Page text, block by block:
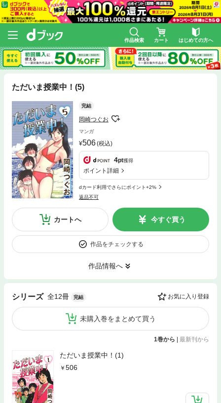
作品検索 カート はじめての方へ
ただいま授業中！(5)
完結
岡崎つぐお
マンガ
506(税込)
4pt獲得
ポイント詳細
dカード利用でさらにポイント+2%
返品不可
カートへ 今すぐ買う
作品をチェックする
作品情報へ
シリーズ 全12冊 完結 お気に入り登録
未購入巻をまとめて買う
1巻から 最新刊から
ただいま授業中！(1)
506